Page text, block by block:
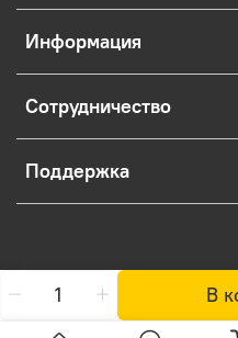
В
Информация
Сотрудничество
Поддержка